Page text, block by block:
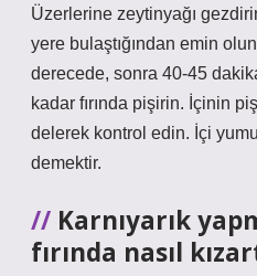
Üzerlerine zeytinyağı
yere bulaştığından emin
derecede, sonra 40-45
kadar fırında pişirin. İçinin
delerek kontrol edin. İçi
demektir.
Karnıyarık
fırında nasıl